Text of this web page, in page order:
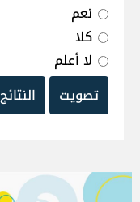
نعم
كلا
لا أعلم
تصويت
النتائج